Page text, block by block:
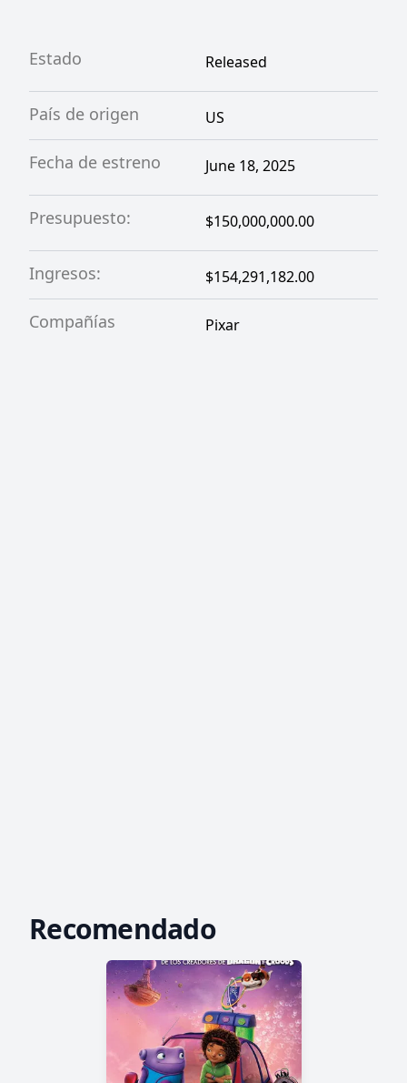
Estado Released
País de origen US
Fecha de estreno June 18, 2025
Presupuesto: $150,000,000.00
Ingresos: $154,291,182.00
Compañías Pixar
Recomendado